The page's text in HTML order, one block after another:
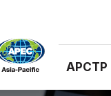
APCTP